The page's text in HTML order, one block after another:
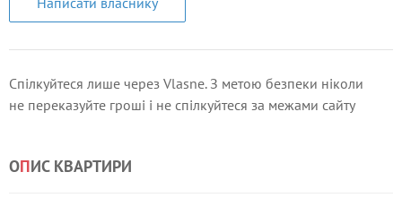
Спілкуйтеся лише через Vlasne. З метою безпеки ніколи
не переказуйте гроші і не спілкуйтеся за межами сайту
ОПИС КВАРТИРИ